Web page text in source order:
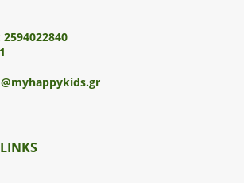
2594022840